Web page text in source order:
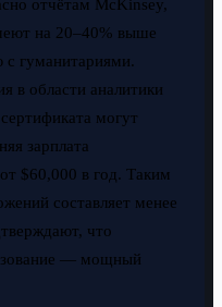
отчётам McKinsey,
на 20–40% выше
с гуманитариями.
в области аналитики
могут
зарплата
$60,000 в год. Таким
составляет менее
что
— мощный